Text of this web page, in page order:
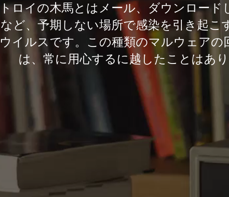
トロイの木馬とはメール、ダウンロード
など、予期しない場所で感染を引き起こ
ウイルスです。この種類のマルウェアの
は、常に用心するに越したことはあ